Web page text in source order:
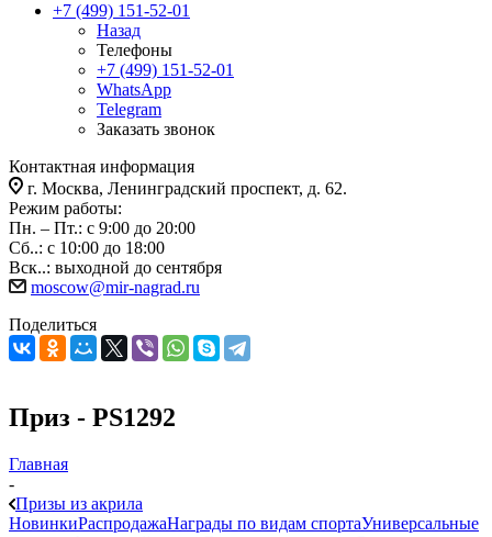
+7 (499) 151-52-01
Назад
Телефоны
+7 (499) 151-52-01
WhatsApp
Telegram
Заказать звонок
Контактная информация
г. Москва, Ленинградский проспект, д. 62.
Режим работы:
Пн. – Пт.: с 9:00 до 20:00
Сб..: с 10:00 до 18:00
Вск..: выходной до сентября
moscow@mir-nagrad.ru
Поделиться
Приз - PS1292
Главная
-
Призы из акрила
НовинкиРаспродажаНаграды по видам спортаУниверсальные